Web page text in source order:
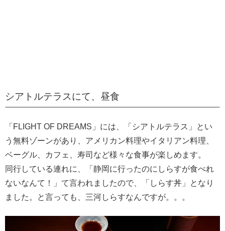
シアトルテラスにて、昼食
「FLIGHT OF DREAMS」には、「シアトルテラス」とい
う無料ゾーンがあり、アメリカン料理やイタリアン料理、
ベーグル、カフェ、寿司など様々な食事が楽しめます。
同行している連れに、「静岡に行ったのにしらすが食べれ
ないなんて！」て言われましたので、「しらす丼」となり
ました。と言っても、三河しらすなんですが。。。